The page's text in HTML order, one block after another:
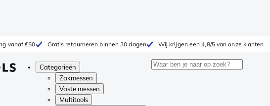
vanaf €50 Gratis retourneren binnen 30 dagen Wij krijgen een 4,8/5 van onze klanten
Categorieën
Zakmessen
Vaste messen
Multitools